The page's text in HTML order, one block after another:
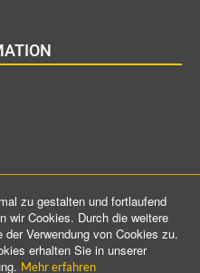
zu gestalten und fortlaufend
wir Cookies. Durch die weitere
Verwendung von Cookies zu.
erhalten Sie in unserer
Mehr erfahren